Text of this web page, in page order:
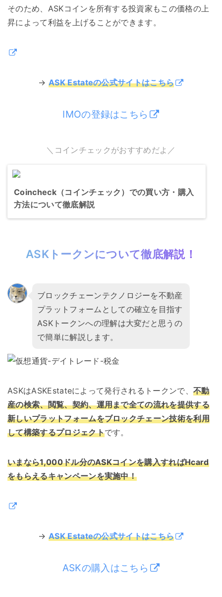
そのため、ASKコインを所有する投資家もこの価格の上
昇によって利益を上げることができます。
→ ASK Estateの公式サイトはこちら
IMOの登録はこちら
＼コインチェックがおすすめだよ／
Coincheck（コインチェック）での買い方・購入
方法について徹底解説
ASKトークンについて徹底解説！
ブロックチェーンテクノロジーを不動産
プラットフォームとしての確立を目指す
ASKトークンへの理解は大変だと思うの
で簡単に解説します。
ASKはASKEstateによって発行されるトークンで、 不動
産の検索、閲覧、契約、運用まで全ての流れを提供する
新しいプラットフォームをブロックチェーン技術を利用
して構築するプロジェクトです。
いまなら1,000ドル分のASKコインを購入すればHcard
をもらえるキャンペーンを実施中！
→ ASK Estateの公式サイトはこちら
ASKの購入はこちら